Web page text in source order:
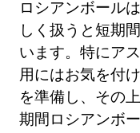
ロシアンボール
しく扱うと短期
います。特にア
用にはお気を付
を準備し、その
期間ロシアンボ